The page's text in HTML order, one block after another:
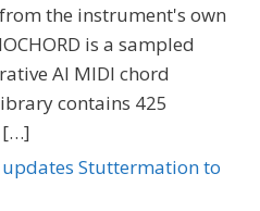
the instrument's own
is a sampled
AI MIDI chord
contains 425
[…]
Stuttermation to